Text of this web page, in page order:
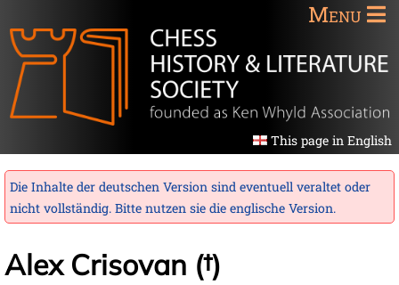
Menu
This page in English
Die Inhalte der deutschen Version sind eventuell veraltet oder
nicht vollständig. Bitte nutzen sie die englische Version.
Alex Crisovan (†)